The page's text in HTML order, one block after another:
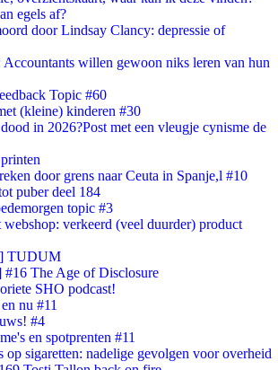
egels af?
door Lindsay Clancy: depressie of
willen gewoon niks leren van hun
Topic #60
(kleine) kinderen #30
in 2026?Post met een vleugje cynisme de
door grens naar Ceuta in Spanje,l #10
puber deel 184
topic #3
webshop: verkeerd (veel duurder) product
TUDUM
The Age of Disclosure
SHO podcast!
nu #11
#4
en spotprenten #11
op sigaretten: nadelige gevolgen voor overheid